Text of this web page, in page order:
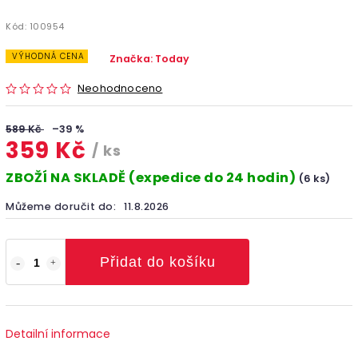
Kód: 100954
VÝHODNÁ CENA
Neohodnoceno
Značka: Today
589 Kč –39 %
359 Kč / ks
ZBOŽÍ NA SKLADĚ (expedice do 24 hodin) (6 ks)
Můžeme doručit do: 11.8.2026
Přidat do košíku
Detailní informace